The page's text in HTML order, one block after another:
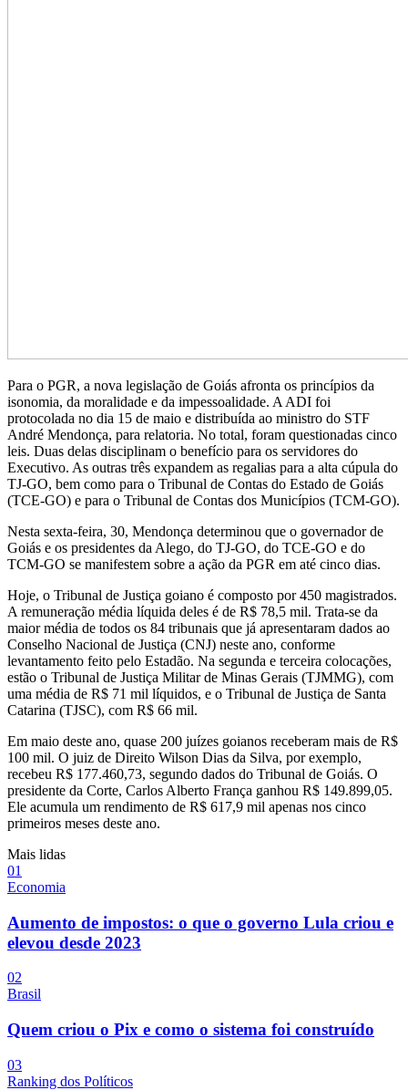
Para o PGR, a nova legislação de Goiás afronta os princípios da
isonomia, da moralidade e da impessoalidade. A ADI foi
protocolada no dia 15 de maio e distribuída ao ministro do STF
André Mendonça, para relatoria. No total, foram questionadas cinco
leis. Duas delas disciplinam o benefício para os servidores do
Executivo. As outras três expandem as regalias para a alta cúpula do
TJ-GO, bem como para o Tribunal de Contas do Estado de Goiás
(TCE-GO) e para o Tribunal de Contas dos Municípios (TCM-GO).
Nesta sexta-feira, 30, Mendonça determinou que o governador de
Goiás e os presidentes da Alego, do TJ-GO, do TCE-GO e do
TCM-GO se manifestem sobre a ação da PGR em até cinco dias.
Hoje, o Tribunal de Justiça goiano é composto por 450 magistrados.
A remuneração média líquida deles é de R$ 78,5 mil. Trata-se da
maior média de todos os 84 tribunais que já apresentaram dados ao
Conselho Nacional de Justiça (CNJ) neste ano, conforme
levantamento feito pelo Estadão. Na segunda e terceira colocações,
estão o Tribunal de Justiça Militar de Minas Gerais (TJMMG), com
uma média de R$ 71 mil líquidos, e o Tribunal de Justiça de Santa
Catarina (TJSC), com R$ 66 mil.
Em maio deste ano, quase 200 juízes goianos receberam mais de R$
100 mil. O juiz de Direito Wilson Dias da Silva, por exemplo,
recebeu R$ 177.460,73, segundo dados do Tribunal de Goiás. O
presidente da Corte, Carlos Alberto França ganhou R$ 149.899,05.
Ele acumula um rendimento de R$ 617,9 mil apenas nos cinco
primeiros meses deste ano.
Mais lidas
01
Economia
Aumento de impostos: o que o governo Lula criou e
elevou desde 2023
02
Brasil
Quem criou o Pix e como o sistema foi construído
03
Ranking dos Políticos